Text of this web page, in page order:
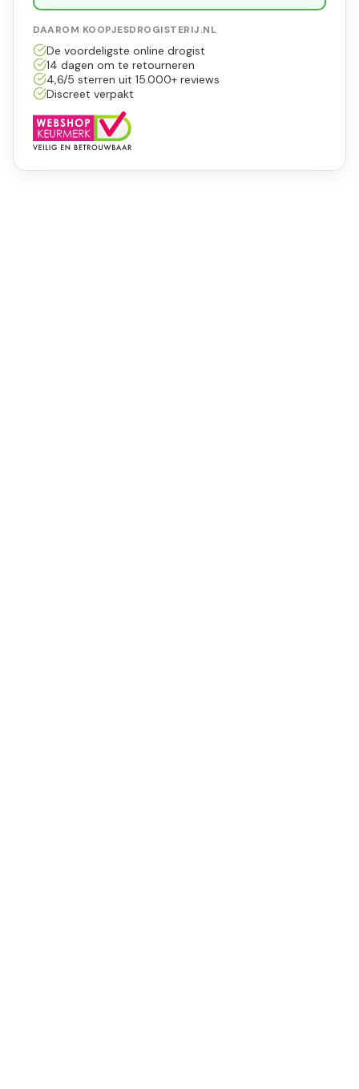
DAAROM KOOPJESDROGISTERIJ.NL
De voordeligste online drogist
14 dagen om te retourneren
4,6/5 sterren uit 15.000+ reviews
Discreet verpakt